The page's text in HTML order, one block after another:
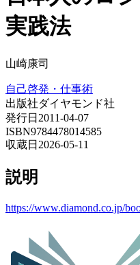
実践法
山崎康司
自己啓発・仕事術
出版社ダイヤモンド社
発行日 2011-04-07
ISBN9784478014585
収蔵日 2026-05-11
説明
https://www.diamond.co.jp/